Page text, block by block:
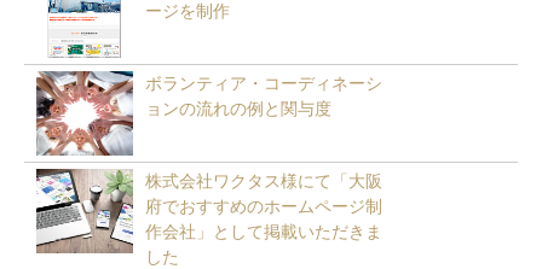
ージを制作
ボランティア・コーディネーシ
ョンの流れの例と関与度
株式会社ワクタス様にて「大阪
府でおすすめのホームページ制
作会社」として掲載いただきま
した